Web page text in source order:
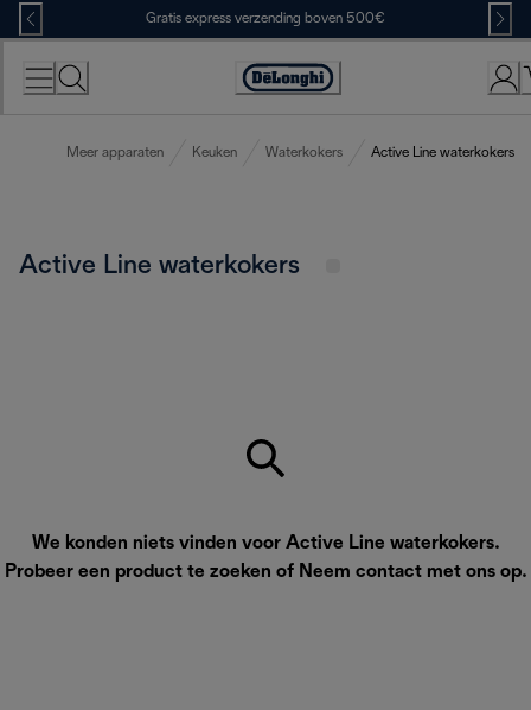
Skip
to
Content
Gratis express verzending boven 500€
Accessibility
Meer apparaten Keuken Waterkokers Active Line waterkokers
Active Line waterkokers
We konden niets vinden voor Active Line waterkokers.
Probeer een product te zoeken of Neem contact met ons op.